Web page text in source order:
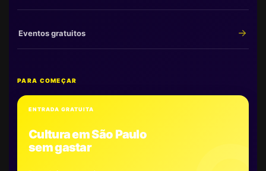
Eventos gratuitos
PARA COMEÇAR
ENTRADA GRATUITA
Cultura em São Paulo
sem gastar